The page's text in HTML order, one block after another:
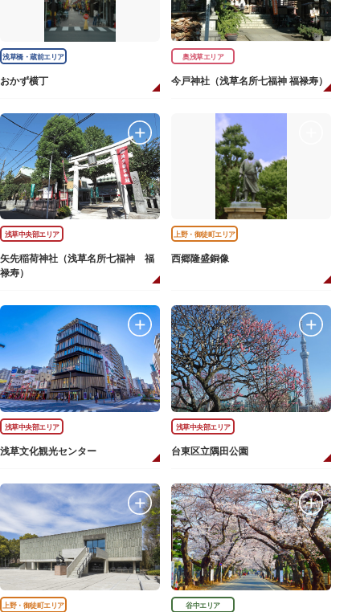
浅草橋・蔵前エリア
おかず横丁
奥浅草エリア
今戸神社（浅草名所七福神 福禄寿）
浅草中央部エリア
矢先稲荷神社（浅草名所七福神 福
禄寿）
上野・御徒町エリア
西郷隆盛銅像
浅草中央部エリア
浅草文化観光センター
浅草中央部エリア
台東区立隅田公園
上野・御徒町エリア 谷中エリア